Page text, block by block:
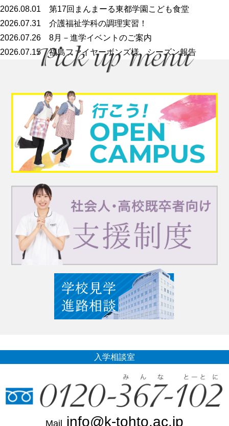
2026.08.01 第17回まんまーる東都学園こども食堂
2026.07.31 介護福祉学科の調理実習！
2026.07.26 8月－進学イベントのご案内
2026.07.15福島ファイヤーボンズ様 シーズン報告
入学相談室
Mail info@k-tohto.ac.jp